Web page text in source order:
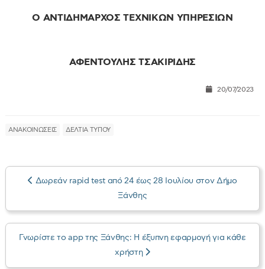
Ο ΑΝΤΙΔΗΜΑΡΧΟΣ ΤΕΧΝΙΚΩΝ ΥΠΗΡΕΣΙΩΝ
ΑΦΕΝΤΟΥΛΗΣ ΤΣΑΚΙΡΙΔΗΣ
20/07/2023
ΑΝΑΚΟΙΝΩΣΕΙΣ ΔΕΛΤΙΑ ΤΥΠΟΥ
Δωρεάν rapid test από 24 έως 28 Ιουλίου στον Δήμο
Ξάνθης
Γνωρίστε το app της Ξάνθης: Η έξυπνη εφαρμογή για κάθε
χρήστη